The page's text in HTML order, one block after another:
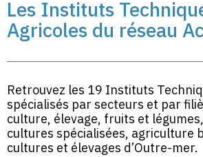
Les Instituts
Agricoles du réseau
Retrouvez les 19 Instituts
spécialisés par secteurs et par
culture, élevage, fruits et
cultures spécialisées, agriculture
cultures et élevages d’Outre-mer.